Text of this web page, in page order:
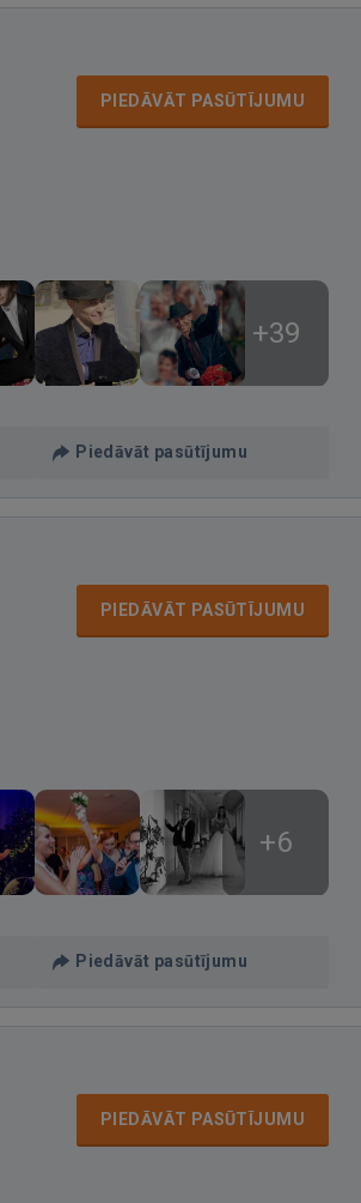
PIEDĀVĀT PASŪTĪJUMU
+39
Piedāvāt pasūtījumu
PIEDĀVĀT PASŪTĪJUMU
+6
Piedāvāt pasūtījumu
PIEDĀVĀT PASŪTĪJUMU